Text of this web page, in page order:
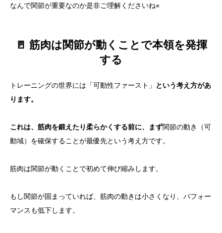
なんで関節が重要なのか是非ご理解くださいね⭐︎
🚪 筋肉は関節が動くことで本領を発揮
する
トレーニングの世界には「可動性ファースト」
という考え方があ
ります。
これは、筋肉を鍛えたり柔らかくする前に、まず関節の動き（可
動域）を確保することが最優先という考え方です。
筋肉は関節が動くことで初めて伸び縮みします。
もし関節が固まっていれば、筋肉の動きは小さくなり、パフォー
マンスも低下します。